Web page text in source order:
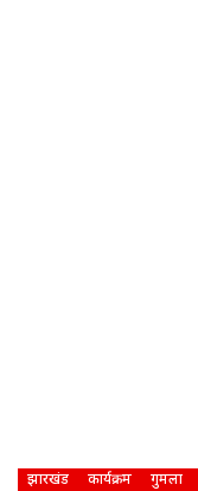
झारखंड कार्यक्रम गुमला